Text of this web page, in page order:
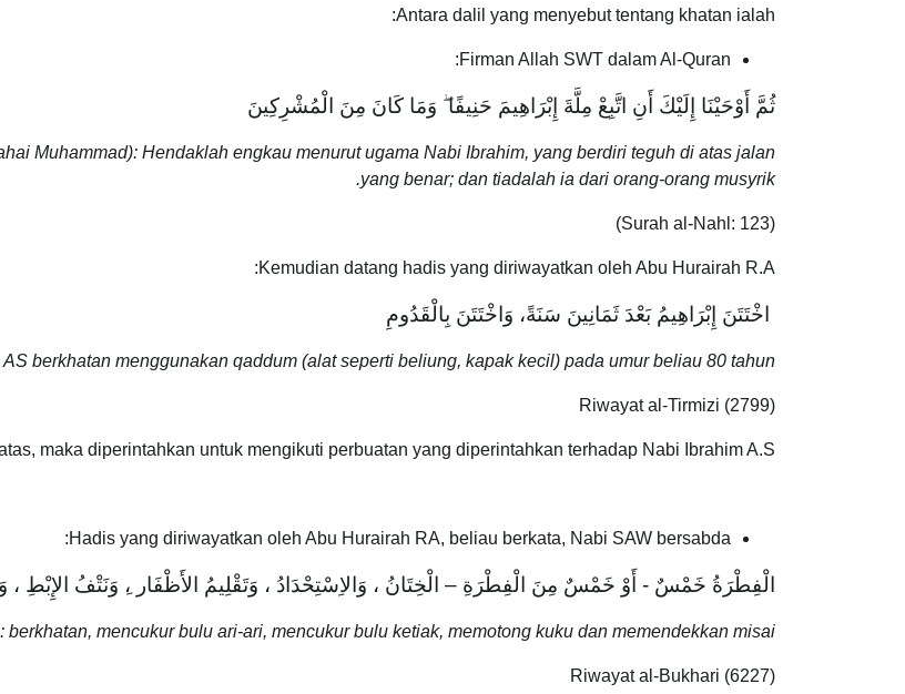
Antara dalil yang menyebut tentang khatan ialah:
Firman Allah SWT dalam Al-Quran:
ثُمَّ أَوْحَيْنَا إِلَيْكَ أَنِ اتَّبِعْ مِلَّةَ إِبْرَاهِيمَ حَنِيفًا ۖ وَمَا كَانَ مِنَ الْمُشْرِكِينَ
Muhammad): Hendaklah engkau menurut ugama Nabi Ibrahim, yang berdiri teguh di atas jalan
yang benar; dan tiadalah ia dari orang-orang musyrik.
(Surah al-Nahl: 123)
Kemudian datang hadis yang diriwayatkan oleh Abu Hurairah R.A:
‏ اخْتَتَنَ إِبْرَاهِيمُ بَعْدَ ثَمَانِينَ سَنَةً، وَاخْتَتَنَ بِالْقَدُومِ
berkhatan menggunakan qaddum (alat seperti beliung, kapak kecil) pada umur beliau 80 tahun.
Riwayat al-Tirmizi (2799)
maka diperintahkan untuk mengikuti perbuatan yang diperintahkan terhadap Nabi Ibrahim A.S.
Hadis yang diriwayatkan oleh Abu Hurairah RA, beliau berkata, Nabi SAW bersabda:
الْفِطْرَةُ خَمْسٌ - أَوْ خَمْسٌ مِنَ الْفِطْرَةِ – الْخِتَانُ ، وَالاِسْتِحْدَادُ ، وَتَقْلِيمُ الأَظْفَار ،ِ وَنَتْفُ الإِبْطِ
mencukur bulu ari-ari, mencukur bulu ketiak, memotong kuku dan memendekkan misai."
Riwayat al-Bukhari (6227)